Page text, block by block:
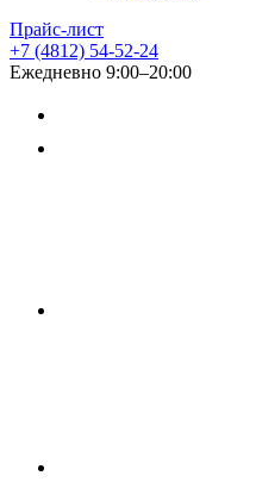
Прайс-лист
+7 (4812) 54-52-24
Ежедневно 9:00–20:00